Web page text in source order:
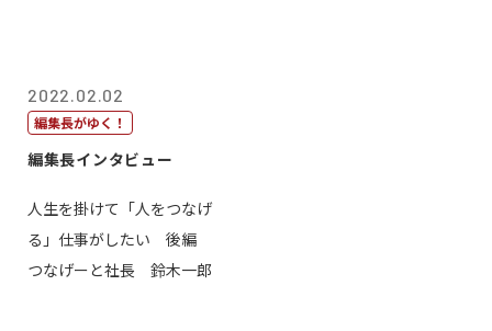
2022.02.02
編集長がゆく！
編集長インタビュー
人生を掛けて「人をつなげ
る」仕事がしたい 後編
つなげーと社長 鈴木一郎